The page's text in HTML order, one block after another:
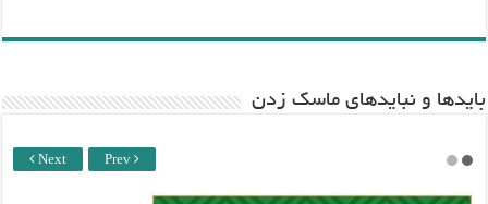
باید‌ها و نبایدهای ماسک زدن
Next Prev